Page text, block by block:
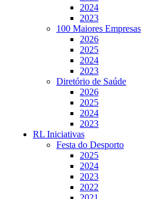
2024
2023
100 Maiores Empresas
2026
2025
2024
2023
Diretório de Saúde
2026
2025
2024
2023
RL Iniciativas
Festa do Desporto
2025
2024
2023
2022